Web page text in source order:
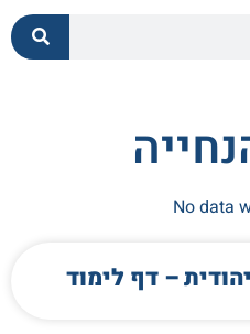
No data
– דף לימוד